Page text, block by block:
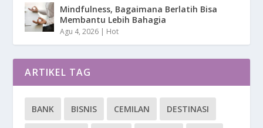
Mindfulness, Bagaimana Berlatih Bisa
Membantu Lebih Bahagia
Agu 4, 2026 | Hot
ARTIKEL TAG
BANK BISNIS CEMILAN DESTINASI